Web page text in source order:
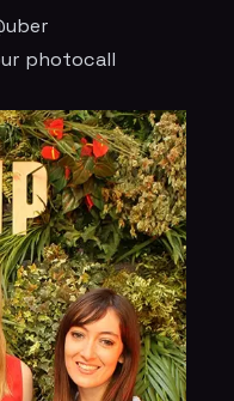
photocall